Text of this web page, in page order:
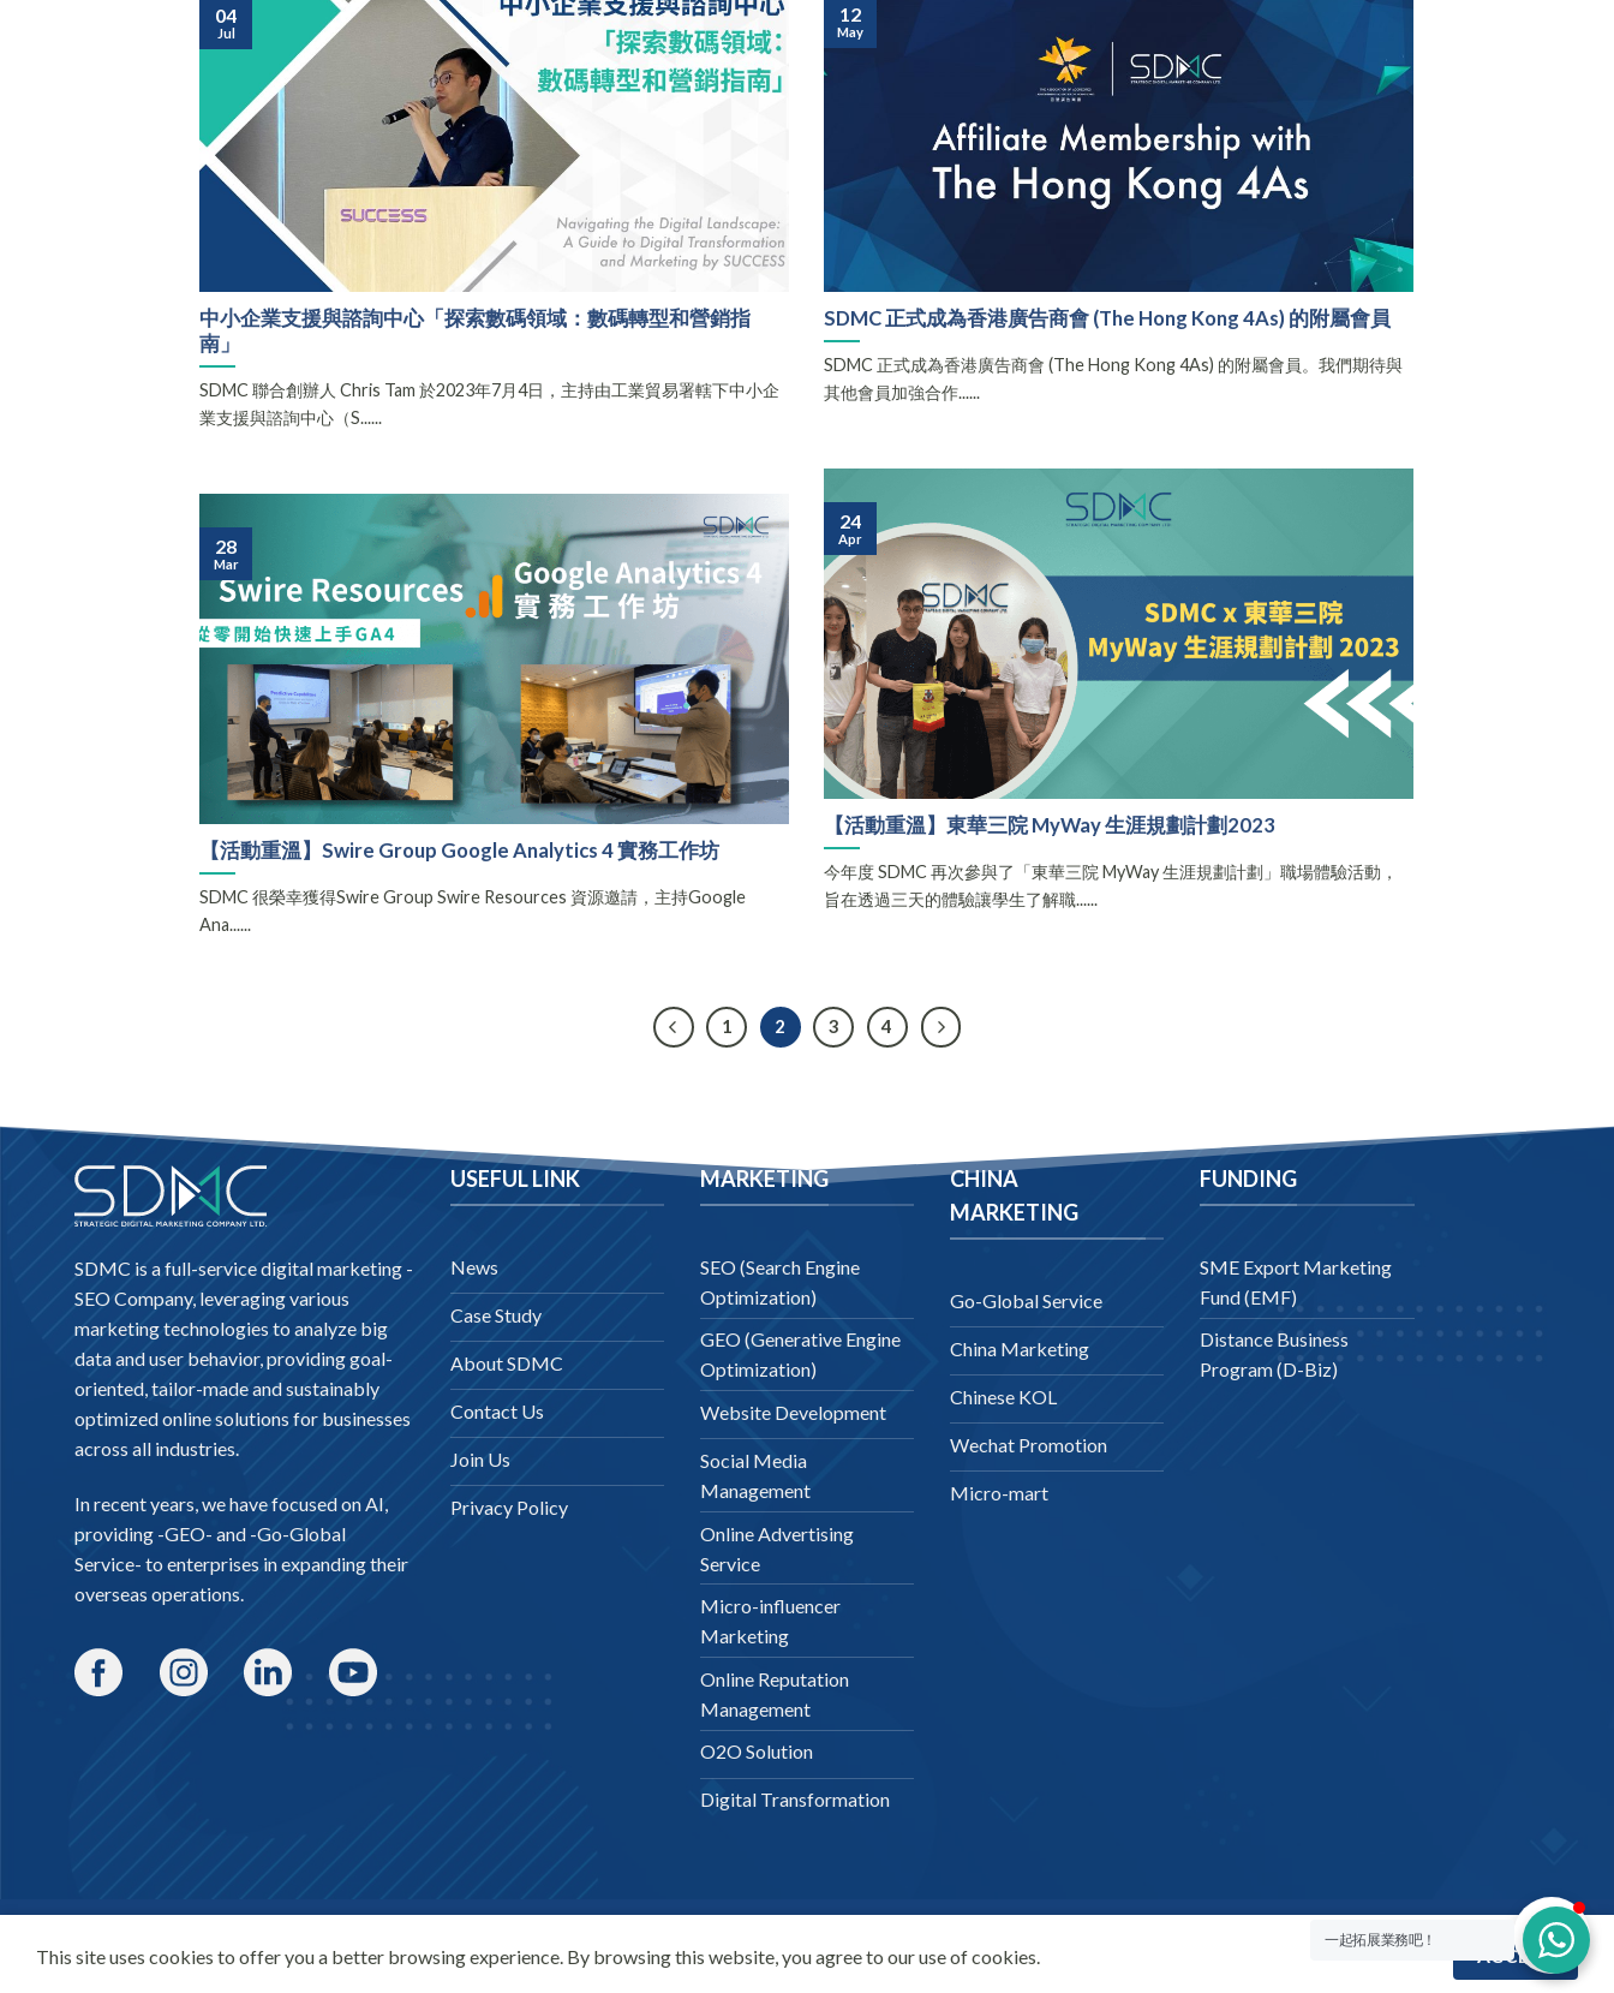
中小企業支援與諮詢中心「探索數碼領域：數碼轉型和營銷指
南」
SDMC 聯合創辦人 Chris Tam 於2023年7月4日，主持由工業貿易署轄下中小企
業支援與諮詢中心（S......
04
Jul
SDMC 正式成為香港廣告商會 (The Hong Kong 4As) 的附屬會員
SDMC 正式成為香港廣告商會 (The Hong Kong 4As) 的附屬會員。我們期待與
其他會員加強合作......
12
May
【活動重溫】東華三院 MyWay 生涯規劃計劃2023
今年度 SDMC 再次參與了「東華三院 MyWay 生涯規劃計劃」職場體驗活動，
旨在透過三天的體驗讓學生了解職......
24
Apr
【活動重溫】Swire Group Google Analytics 4 實務工作坊
SDMC 很榮幸獲得Swire Group Swire Resources 資源邀請，主持Google
Ana......
28
Mar
1 2 3 4
SDMC is a full-service digital marketing -
SEO Company, leveraging various
marketing technologies to analyze big
data and user behavior, providing goal-
oriented, tailor-made and sustainably
optimized online solutions for businesses
across all industries.
In recent years, we have focused on AI,
providing -GEO- and -Go-Global
Service- to enterprises in expanding their
overseas operations.
USEFUL LINK
News
Case Study
About SDMC
Contact Us
Join Us
Privacy Policy
MARKETING
SEO (Search Engine
Optimization)
GEO (Generative Engine
Optimization)
Website Development
Social Media
Management
Online Advertising
Service
Micro-influencer
Marketing
Online Reputation
Management
O2O Solution
Digital Transformation
CHINA
MARKETING
Go-Global Service
China Marketing
Chinese KOL
Wechat Promotion
Micro-mart
FUNDING
SME Export Marketing
Fund (EMF)
Distance Business
Program (D-Biz)
English
SEO Company | Digital Marketing | Online Marketing
一起拓展業務吧！
This site uses cookies to offer you a better browsing experience. By browsing this website, you agree to our use of cookies. ACCEPT